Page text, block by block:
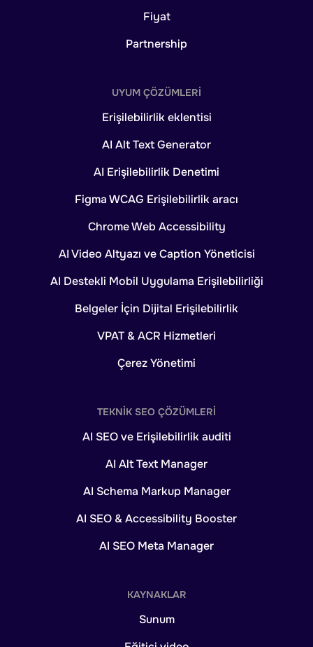
Fiyat
Partnership
UYUM ÇÖZÜMLERI
Erişilebilirlik eklentisi
AI Alt Text Generator
AI Erişilebilirlik Denetimi
Figma WCAG Erişilebilirlik aracı
Chrome Web Accessibility
AI Video Altyazı ve Caption Yöneticisi
AI Destekli Mobil Uygulama Erişilebilirliği
Belgeler İçin Dijital Erişilebilirlik
VPAT & ACR Hizmetleri
Çerez Yönetimi
TEKNIK SEO ÇÖZÜMLERI
AI SEO ve Erişilebilirlik auditi
AI Alt Text Manager
AI Schema Markup Manager
AI SEO & Accessibility Booster
AI SEO Meta Manager
KAYNAKLAR
Sunum